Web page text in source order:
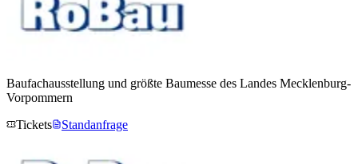
Baufachausstellung und größte Baumesse des Landes Mecklenburg-
Vorpommern
Tickets
Standanfrage